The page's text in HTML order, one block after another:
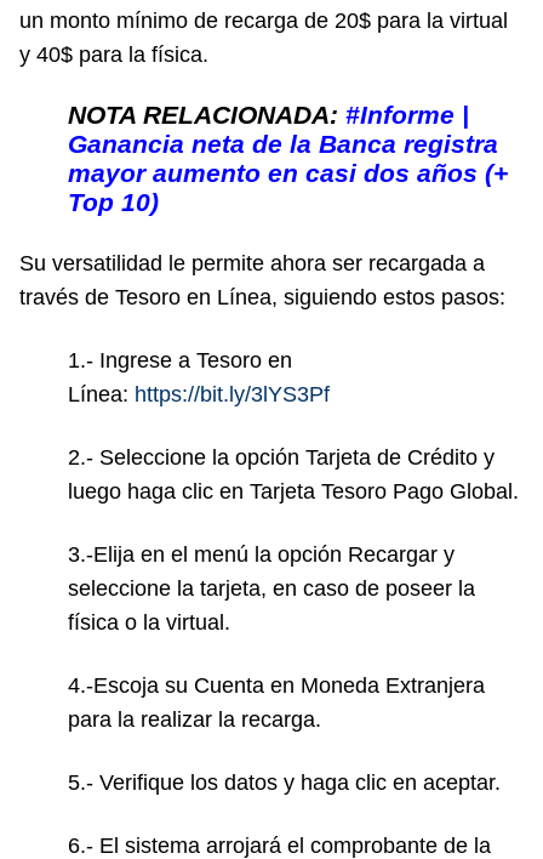
un monto mínimo de recarga de 20$ para la virtual
y 40$ para la física.
NOTA RELACIONADA: #Informe |
Ganancia neta de la Banca registra
mayor aumento en casi dos años (+
Top 10)
Su versatilidad le permite ahora ser recargada a
través de Tesoro en Línea, siguiendo estos pasos:
1.- Ingrese a Tesoro en
Línea: https://bit.ly/3lYS3Pf
2.- Seleccione la opción Tarjeta de Crédito y
luego haga clic en Tarjeta Tesoro Pago Global.
3.-Elija en el menú la opción Recargar y
seleccione la tarjeta, en caso de poseer la
física o la virtual.
4.-Escoja su Cuenta en Moneda Extranjera
para la realizar la recarga.
5.- Verifique los datos y haga clic en aceptar.
6.- El sistema arrojará el comprobante de la